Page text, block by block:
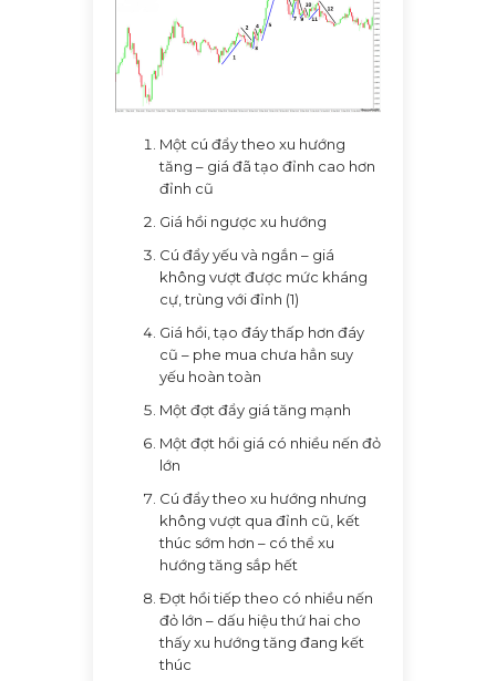
Một cú đẩy theo xu hướng
tăng – giá đã tạo đỉnh cao hơn
đỉnh cũ
Giá hồi ngược xu hướng
Cú đẩy yếu và ngắn – giá
không vượt được mức kháng
cự, trùng với đỉnh (1)
Giá hồi, tạo đáy thấp hơn đáy
cũ – phe mua chưa hẳn suy
yếu hoàn toàn
Một đợt đẩy giá tăng mạnh
Một đợt hồi giá có nhiều nến đỏ
lớn
Cú đẩy theo xu hướng nhưng
không vượt qua đỉnh cũ, kết
thúc sớm hơn – có thể xu
hướng tăng sắp hết
Đợt hồi tiếp theo có nhiều nến
đỏ lớn – dấu hiệu thứ hai cho
thấy xu hướng tăng đang kết
thúc